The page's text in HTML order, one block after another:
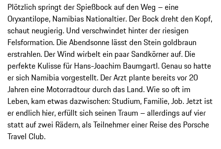
Plötzlich springt der Spießbock auf den Weg – eine
Oryxantilope, Namibias Nationaltier. Der Bock dreht den Kopf,
schaut neugierig. Und verschwindet hinter der riesigen
Felsformation. Die Abendsonne lässt den Stein goldbraun
erstrahlen. Der Wind wirbelt ein paar Sandkörner auf. Die
perfekte Kulisse für Hans-Joachim Baumgartl. Genau so hatte
er sich Namibia vorgestellt. Der Arzt plante bereits vor 20
Jahren eine Motorradtour durch das Land. Wie so oft im
Leben, kam etwas dazwischen: Studium, Familie, Job. Jetzt ist
er endlich hier, erfüllt sich seinen Traum – allerdings auf vier
statt auf zwei Rädern, als Teilnehmer einer Reise des Porsche
Travel Club.